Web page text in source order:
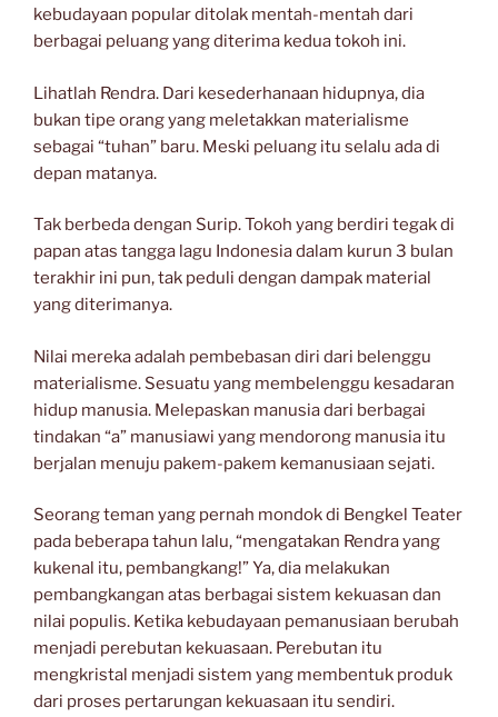
kebudayaan popular ditolak mentah-mentah dari
berbagai peluang yang diterima kedua tokoh ini.
Lihatlah Rendra. Dari kesederhanaan hidupnya, dia
bukan tipe orang yang meletakkan materialisme
sebagai “tuhan” baru. Meski peluang itu selalu ada di
depan matanya.
Tak berbeda dengan Surip. Tokoh yang berdiri tegak di
papan atas tangga lagu Indonesia dalam kurun 3 bulan
terakhir ini pun, tak peduli dengan dampak material
yang diterimanya.
Nilai mereka adalah pembebasan diri dari belenggu
materialisme. Sesuatu yang membelenggu kesadaran
hidup manusia. Melepaskan manusia dari berbagai
tindakan “a” manusiawi yang mendorong manusia itu
berjalan menuju pakem-pakem kemanusiaan sejati.
Seorang teman yang pernah mondok di Bengkel Teater
pada beberapa tahun lalu, “mengatakan Rendra yang
kukenal itu, pembangkang!” Ya, dia melakukan
pembangkangan atas berbagai sistem kekuasan dan
nilai populis. Ketika kebudayaan pemanusiaan berubah
menjadi perebutan kekuasaan. Perebutan itu
mengkristal menjadi sistem yang membentuk produk
dari proses pertarungan kekuasaan itu sendiri.